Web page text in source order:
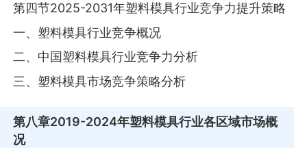
第四节2025-2031年塑料模具行业竞争力提升策略
一、塑料模具行业竞争概况
二、中国塑料模具行业竞争力分析
三、塑料模具市场竞争策略分析
第八章2019-2024年塑料模具行业各区域市场概
况